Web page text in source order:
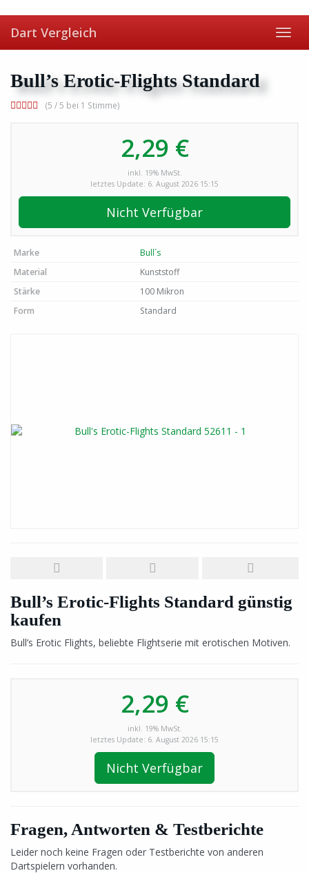
to
main
content
Dart Vergleich
Bull’s Erotic-Flights Standard
(5 / 5 bei 1 Stimme)
2,29 €
inkl. 19% MwSt.
letztes Update: 6. August 2026 15:15
Nicht Verfügbar
Marke
Bull´s
Material
Kunststoff
Stärke
100 Mikron
Form
Standard
Bull’s Erotic-Flights Standard günstig
kaufen
Bull’s Erotic Flights, beliebte Flightserie mit erotischen Motiven.
2,29 €
inkl. 19% MwSt.
letztes Update: 6. August 2026 15:15
Nicht Verfügbar
Fragen, Antworten & Testberichte
Leider noch keine Fragen oder Testberichte von anderen
Dartspielern vorhanden.